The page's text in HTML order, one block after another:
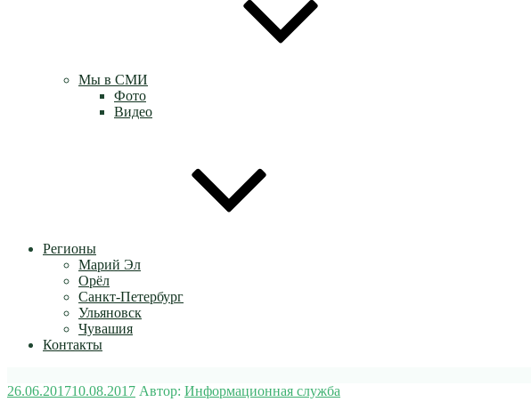
Мы в СМИ
Фото
Видео
Регионы
Марий Эл
Орёл
Санкт-Петербург
Ульяновск
Чувашия
Контакты
Опубликовано
26.06.201710.08.2017 Автор: Информационная служба